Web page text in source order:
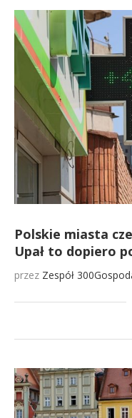
Polskie miasta
Upał to dopiero
przez Zespół